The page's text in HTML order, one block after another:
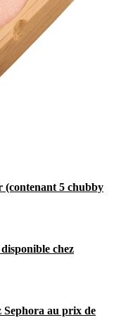
(contenant 5 chubby
chez
Sephora au prix de